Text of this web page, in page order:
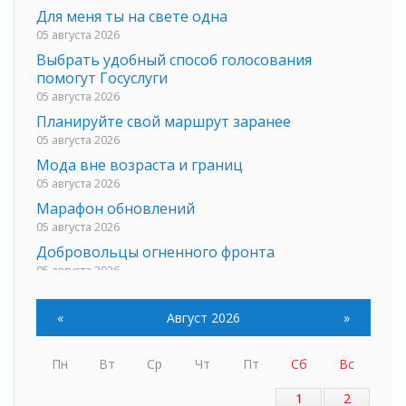
Для меня ты на свете одна
05 августа 2026
Выбрать удобный способ голосования
помогут Госуслуги
05 августа 2026
Планируйте свой маршрут заранее
05 августа 2026
Мода вне возраста и границ
05 августа 2026
Марафон обновлений
05 августа 2026
Добровольцы огненного фронта
05 августа 2026
С заботой о здоровье
05 августа 2026
Лучшая из лучших
05 августа 2026
« Август 2026 »
Пн Вт Ср Чт Пт Сб
Вс
1
2